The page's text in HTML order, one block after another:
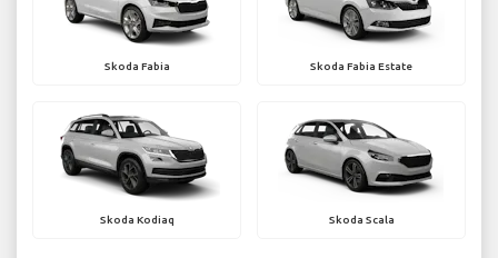
Skoda Fabia Skoda Fabia Estate
Skoda Kodiaq Skoda Scala